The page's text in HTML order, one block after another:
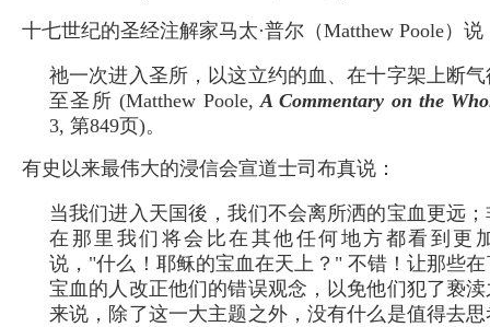
十七世纪的圣经注解家马太·普尔（Matthew Poole）说
祂一次进入圣所，以这立约的血、在十字架上断
至圣所 (Matthew Poole,A Commentary on the
3, 第849页)。
有史以来最伟大的浸信会宣道士司布真说：
当我们进入天国後，我们不会离所洒的宝血更远
在那里我们将会比在其他任何地方都看到更
说，"什么！耶稣的宝血在天上？" 不错！让那些
宝血的人改正他们的错误观念，以免他们犯了亵
来说，除了这一大主题之外，没有什么是值得去